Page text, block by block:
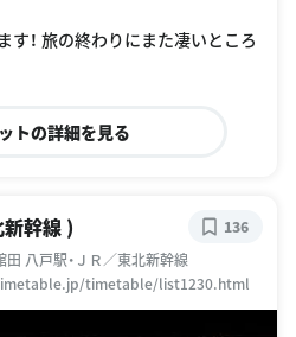
す！ 旅の終わりにまた凄いところ
トの詳細を見る
幹線 )
八戸駅・ＪＲ／東北新幹線
timetable/list1230.html
136